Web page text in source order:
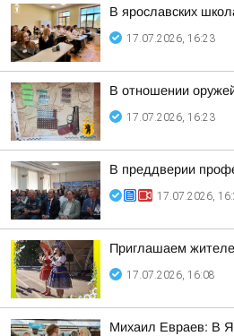
В ярославских
17.07.2026, 16:23
В отношении
17.07.2026, 16:23
В преддверии
17.07.2026,
Приглашаем
17.07.2026, 16:08
Михаил Евраев: В